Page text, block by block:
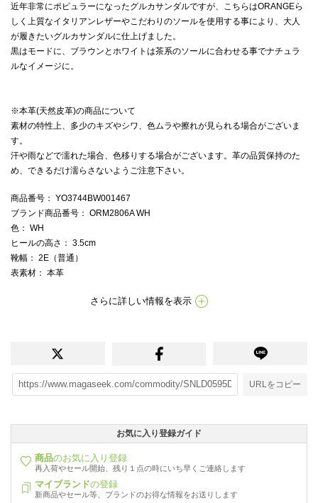
近年非常にポピュラーになったグルカサンダルですが、こちらはORANGEら
しく上質なイタリアンレザーやこだわりのソールを使用する事により、大人
が履きたいグルカサンダルに仕上げました。
黒はモードに、ブラウンとホワイトは茶系のソールに合わせる事でナチュラ
ルなイメージに。
※本革(天然皮革)の商品について
素材の特性上、多少のキズやシワ、色ムラや擦れが見られる場合がございま
す。
汗や雨などで濡れた場合、色移りする場合がございます。革の品質保持のた
め、できるだけ濡らさないようご注意下さい。
商品番号 ： YO3744BW001467
ブランド商品番号 ： ORM2806A WH
色 ： WH
ヒールの高さ ： 3.5cm
靴幅 ： 2E（普通）
表素材 ： 本革
さらに詳しい情報を表示
URLをコピー
お気に入り登録ガイド
商品のお気に入り登録
再入荷やセール開始、残り１点の時にいち早くご連絡します
マイブランドの登録
新商品やセール等、ブランドのお得な情報をお送りします